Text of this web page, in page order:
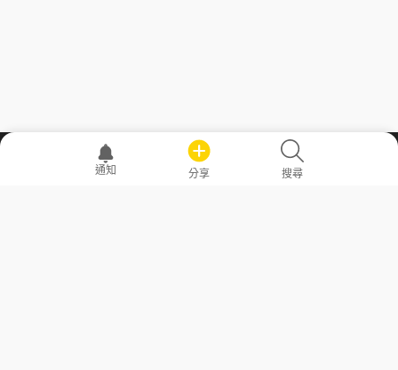
職場透明化運動
通知 分享 搜尋